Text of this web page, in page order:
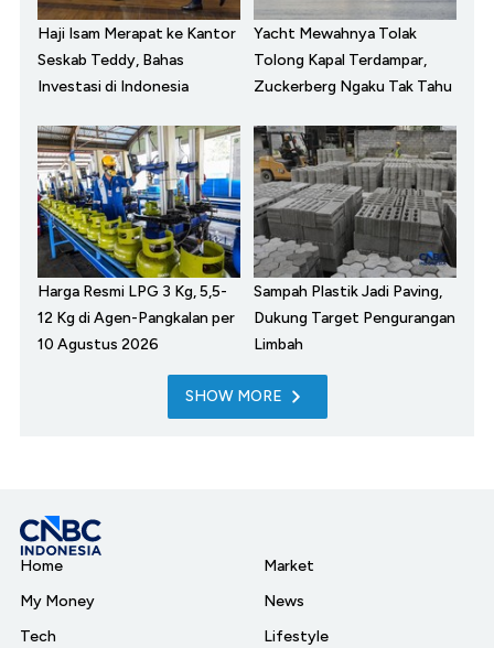
Haji Isam Merapat ke Kantor
Seskab Teddy, Bahas
Investasi di Indonesia
Yacht Mewahnya Tolak
Tolong Kapal Terdampar,
Zuckerberg Ngaku Tak Tahu
Harga Resmi LPG 3 Kg, 5,5-
12 Kg di Agen-Pangkalan per
10 Agustus 2026
Sampah Plastik Jadi Paving,
Dukung Target Pengurangan
Limbah
SHOW MORE
Home
My Money
Tech
Market
News
Lifestyle